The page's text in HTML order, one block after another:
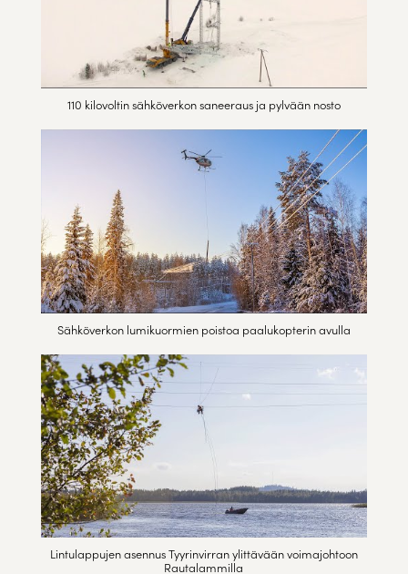
110 kilovoltin sähköverkon saneeraus ja pylvään nosto
Sähköverkon lumikuormien poistoa paalukopterin avulla
Lintulappujen asennus Tyyrinvirran ylittävään voimajohtoon
Rautalammilla